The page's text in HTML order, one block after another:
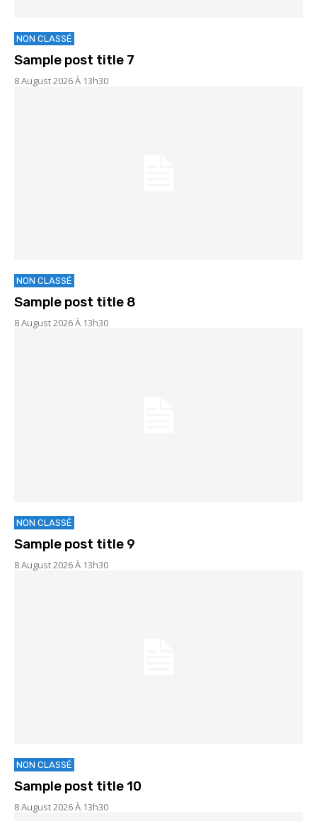
NON CLASSÉ
Sample post title 7
8 August 2026 À 13h30
NON CLASSÉ
Sample post title 8
8 August 2026 À 13h30
NON CLASSÉ
Sample post title 9
8 August 2026 À 13h30
NON CLASSÉ
Sample post title 10
8 August 2026 À 13h30